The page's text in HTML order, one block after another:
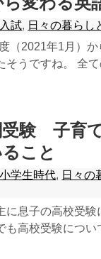
入試, 日々の暮らし
（2021年1月）
そうですね。 全
験 子育
こと
小学生時代, 日々の
に息子の高校受
も高校受験につ